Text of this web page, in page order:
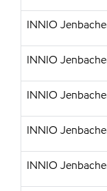
INNIO
INNIO
INNIO
INNIO
INNIO